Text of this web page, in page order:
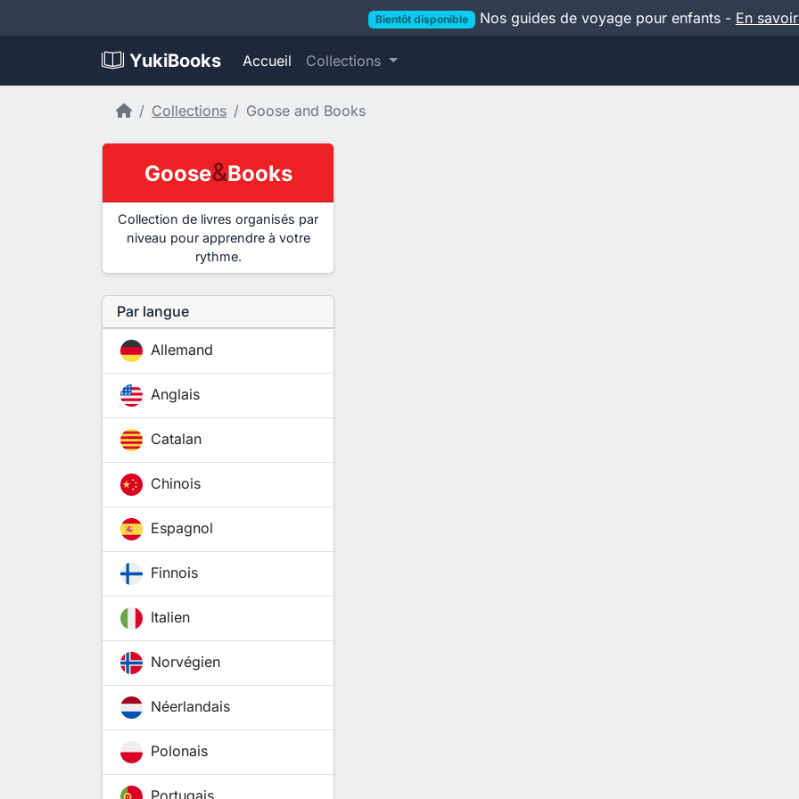
Bientôt disponible Nos guides de voyage pour enfants - En
YukiBooks Accueil Collections
Accueil
Collections Goose and Books
Goose&Books
Collection de livres organisés par
niveau pour apprendre à votre
rythme.
Par langue
Allemand
Anglais
Catalan
Chinois
Espagnol
Finnois
Italien
Norvégien
Néerlandais
Polonais